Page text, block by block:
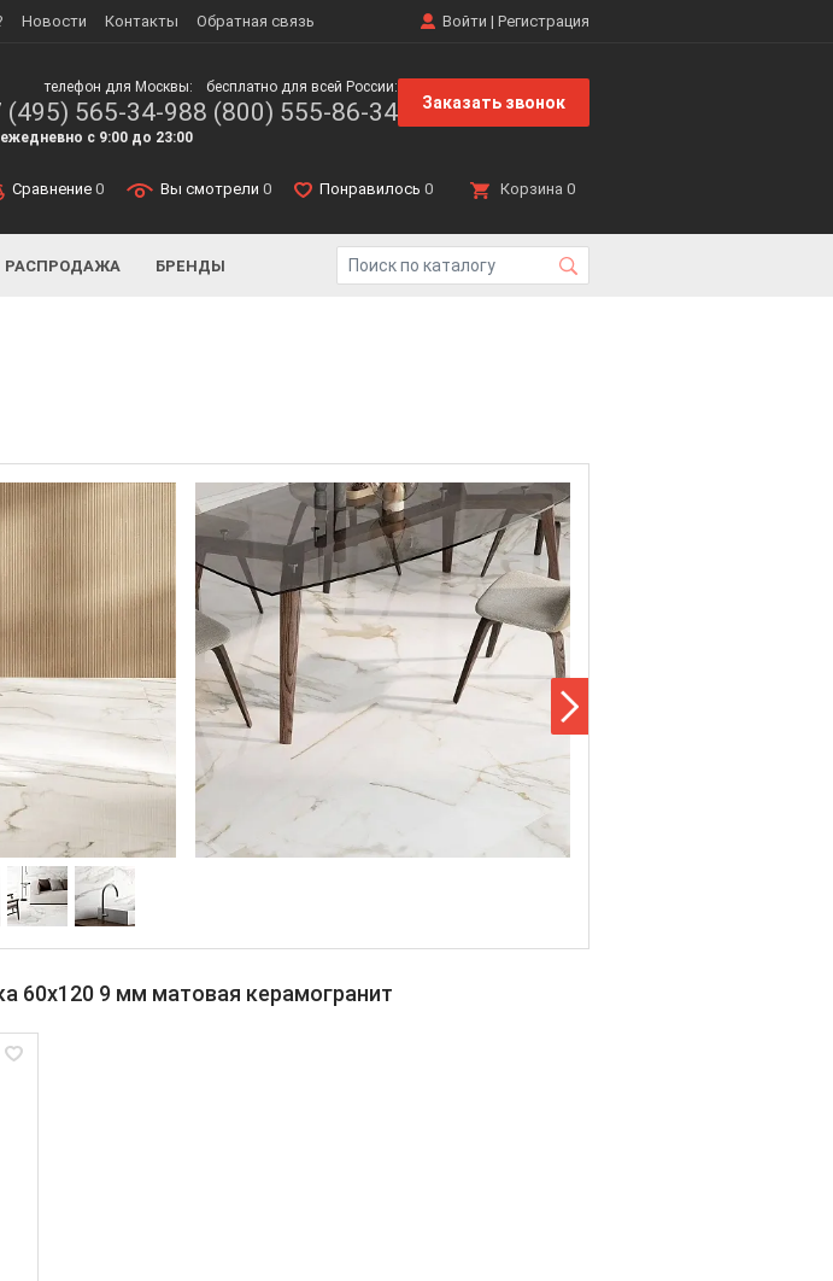
Войти | Регистрация
Новости Контакты Обратная связь
телефон для Москвы:
(495) 565-34-98
ежедневно с 9:00 до 23:00
бесплатно для всей России:
8 (800) 555-86-34 Заказать звонок
Сравнение 0 Вы смотрели 0 Понравилось 0 Корзина 0
РАСПРОДАЖА БРЕНДЫ
60x120 9 мм матовая керамогранит